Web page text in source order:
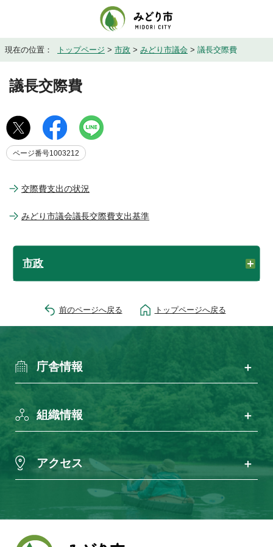
現在の位置： トップページ > 市政 > みどり市議会 > 議長交際費
議長交際費
ページ番号1003212
交際費支出の状況
みどり市議会議長交際費支出基準
市政
前のページへ戻る トップページへ戻る
庁舎情報
組織情報
アクセス